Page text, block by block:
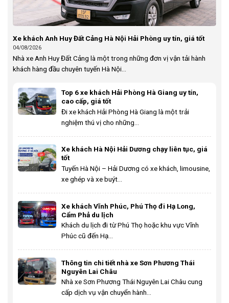
Xe khách Anh Huy Đất Cảng Hà Nội Hải Phòng uy tín, giá tốt
04/08/2026
Nhà xe Anh Huy Đất Cảng là một trong những đơn vị vận tải hành
khách hàng đầu chuyên tuyến Hà Nội...
Top 6 xe khách Hải Phòng Hà Giang uy tín,
cao cấp, giá tốt
Đi xe khách Hải Phòng Hà Giang là một trải
nghiệm thú vị cho những...
Xe khách Hà Nội Hải Dương chạy liên tục, giá
tốt
Tuyến Hà Nội – Hải Dương có xe khách, limousine,
xe ghép và xe buýt...
Xe khách Vĩnh Phúc, Phú Thọ đi Hạ Long,
Cẩm Phả du lịch
Khách du lịch đi từ Phú Thọ hoặc khu vực Vĩnh
Phúc cũ đến Hạ...
Thông tin chi tiết nhà xe Sơn Phương Thái
Nguyên Lai Châu
Nhà xe Sơn Phương Thái Nguyên Lai Châu cung
cấp dịch vụ vận chuyển hành...